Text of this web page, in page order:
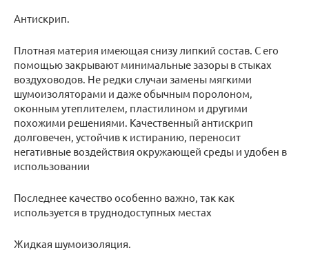
Антискрип.
Плотная материя имеющая снизу липкий состав. С его
помощью закрывают минимальные зазоры в стыках
воздуховодов. Не редки случаи замены мягкими
шумоизоляторами и даже обычным поролоном,
оконным утеплителем, пластилином и другими
похожими решениями. Качественный антискрип
долговечен, устойчив к истиранию, переносит
негативные воздействия окружающей среды и удобен в
использовании
Последнее качество особенно важно, так как
используется в труднодоступных местах
Жидкая шумоизоляция.